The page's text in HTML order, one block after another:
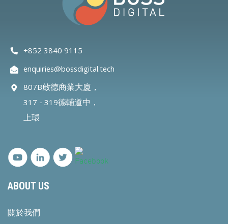
+852 3840 9115
enquiries@bossdigital.tech
807B啟德商業大廈，
317 - 319德輔道中，
上環
ABOUT US
關於我們